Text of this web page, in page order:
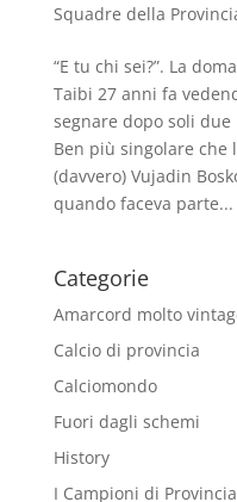
Squadre della
“E tu chi sei?”. La
Taibi 27 anni fa
segnare dopo soli
Ben più singolare che
(davvero) Vujadin
quando faceva parte...
Categorie
Amarcord molto
Calcio di provincia
Calciomondo
Fuori dagli schemi
History
I Campioni di Provincia